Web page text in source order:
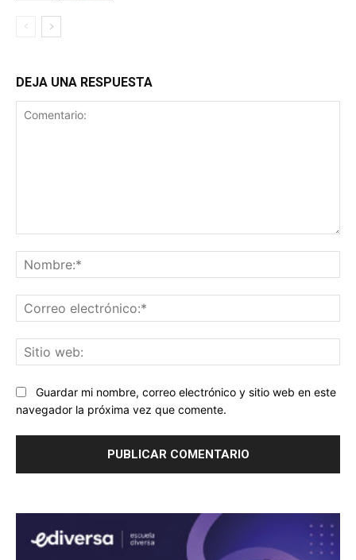
DEJA UNA RESPUESTA
Guardar mi nombre, correo electrónico y sitio web en este
navegador la próxima vez que comente.